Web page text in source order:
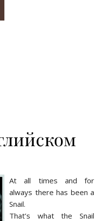
At all times and for
always there has been a
Snail.
That’s what the Snail